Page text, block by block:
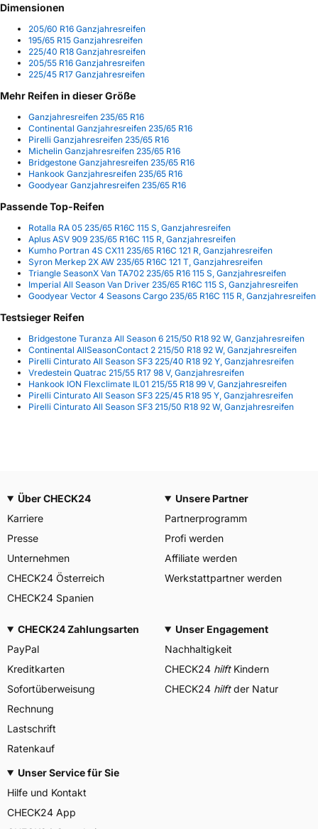
Dimensionen
205/60 R16 Ganzjahresreifen
195/65 R15 Ganzjahresreifen
225/40 R18 Ganzjahresreifen
205/55 R16 Ganzjahresreifen
225/45 R17 Ganzjahresreifen
Mehr Reifen in dieser Größe
Ganzjahresreifen 235/65 R16
Continental Ganzjahresreifen 235/65 R16
Pirelli Ganzjahresreifen 235/65 R16
Michelin Ganzjahresreifen 235/65 R16
Bridgestone Ganzjahresreifen 235/65 R16
Hankook Ganzjahresreifen 235/65 R16
Goodyear Ganzjahresreifen 235/65 R16
Passende Top-Reifen
Rotalla RA 05 235/65 R16C 115 S, Ganzjahresreifen
Aplus ASV 909 235/65 R16C 115 R, Ganzjahresreifen
Kumho Portran 4S CX11 235/65 R16C 121 R, Ganzjahresreifen
Syron Merkep 2X AW 235/65 R16C 121 T, Ganzjahresreifen
Triangle SeasonX Van TA702 235/65 R16 115 S, Ganzjahresreifen
Imperial All Season Van Driver 235/65 R16C 115 S, Ganzjahresreifen
Goodyear Vector 4 Seasons Cargo 235/65 R16C 115 R, Ganzjahresreifen
Testsieger Reifen
Bridgestone Turanza All Season 6 215/50 R18 92 W, Ganzjahresreifen
Continental AllSeasonContact 2 215/50 R18 92 W, Ganzjahresreifen
Pirelli Cinturato All Season SF3 225/40 R18 92 Y, Ganzjahresreifen
Vredestein Quatrac 215/55 R17 98 V, Ganzjahresreifen
Hankook ION Flexclimate IL01 215/55 R18 99 V, Ganzjahresreifen
Pirelli Cinturato All Season SF3 225/45 R18 95 Y, Ganzjahresreifen
Pirelli Cinturato All Season SF3 215/50 R18 92 W, Ganzjahresreifen
Über CHECK24
Karriere
Presse
Unternehmen
CHECK24 Österreich
CHECK24 Spanien
Unsere Partner
Partnerprogramm
Profi werden
Affiliate werden
Werkstattpartner werden
CHECK24 Zahlungsarten
PayPal
Kreditkarten
Sofortüberweisung
Rechnung
Lastschrift
Ratenkauf
Unser Engagement
Nachhaltigkeit
CHECK24 hilftKindern
CHECK24 hilftder Natur
Unser Service für Sie
Hilfe und Kontakt
CHECK24 App